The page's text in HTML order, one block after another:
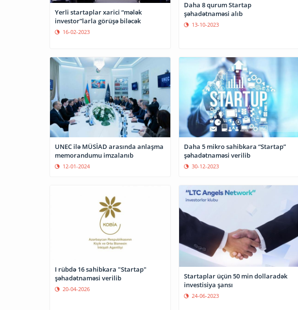
Yerli startaplar xarici “mələk
investor”larla görüşə biləcək
16-02-2023
Daha 8 qurum Startap
şəhadətnaməsi alıb
13-10-2023
UNEC ilə MÜSİAD arasında anlaşma
memorandumu imzalanıb
12-01-2024
Daha 5 mikro sahibkara “Startap”
şəhadətnaməsi verilib
30-12-2023
I rübdə 16 sahibkara "Startap"
şəhadətnaməsi verilib
20-04-2026
Startaplar üçün 50 min dollaradək
investisiya şansı
24-06-2023